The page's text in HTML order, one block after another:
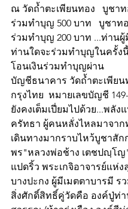
ณ วัดถ้ำตะเพียนทอง   บูชา
ร่วมทำบุญ 500 บาท   บูชาท
ร่วมทำบุญ 200 บาท ...ท่าน
ท่านใดจะร่วมทำบุญในครั้ง
โอนเงินร่วมทำบุญผ่าน
บัญชีธนาคาร วัดถ้ำตะเพียน
กรุงไทย  หมายเลขบัญชี 149-
ยังคงเต็มเปี่ยมไปด้วย...พลัง
ครัทธา ผู้คนหลั่งไหลมาจาก
เดินทางมากราบไหว้บูชาสัก
พร"หลวงพ่อช้าง เตชปญฺโญ
แปดริ้ว พระเกจิอาจารย์แห่
บางปะกง ผู้มีเมตตาบารมี ร
สิ่งศักดิ์สิทธิ์คู่วัดคือ องค์ปู่ท่า